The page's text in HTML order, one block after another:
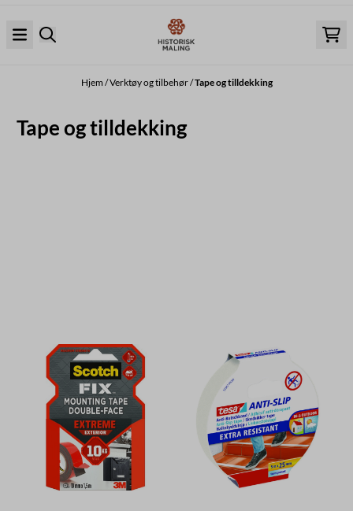
Hjem /Verktøy og tilbehør/Tape og tilldekking
Tape og tilldekking